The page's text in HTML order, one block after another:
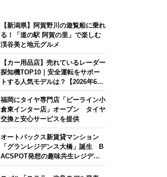
【新潟県】阿賀野川の遊覧船に乗れ
る！「道の駅 阿賀の里」で楽しむ
渓谷美と地元グルメ
【カー用品店】売れているレーダー
探知機TOP10｜安全運転をサポー
トする人気モデルは？【2026年6月
版】
福岡にタイヤ専門店「ビーライン小
倉東インター店」オープン タイヤ
交換と安心サービスを提供
オートバックス新賃貸マンション
「グランレジデンス大橋」誕生 B
ACSPOT発想の趣味共生レジデン
ス